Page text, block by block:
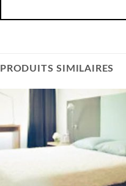
PRODUITS SIMILAIRES